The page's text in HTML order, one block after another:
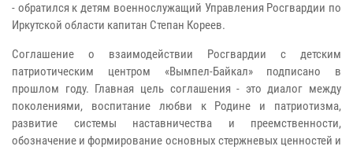
- обратился к детям военнослужащий Управления Росгвардии по
Иркутской области капитан Степан Кореев.
Соглашение о взаимодействии Росгвардии с детским
патриотическим центром «Вымпел-Байкал» подписано в
прошлом году. Главная цель соглашения - это диалог между
поколениями, воспитание любви к Родине и патриотизма,
развитие системы наставничества и преемственности,
обозначение и формирование основных стержневых ценностей и